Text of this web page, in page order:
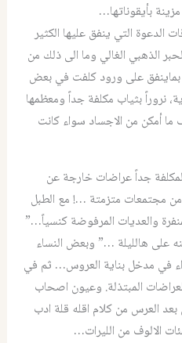
بأيقوناتها…
الدعوة التي ينفق عليها الكثير
الذهبي الغالي وما الى ذلك من
بماينفق على ورود كلفت في بعض
نروراً بثياب مكلفة جداً ومعظمها
أمكن من الاجساد سواء كانت
جداً عراضات خارجة عن
من مجتمعات متزمتة …! مع الطبل
والعديات المرفوضة كنسياً…”
على هالليلة …” وبعض النساء
في مدخل بناية العروس… ثم في
المبتذلة. وعيون اصحاب
العرس من كلام اقله قلة ادب
الالوف من الليرات…